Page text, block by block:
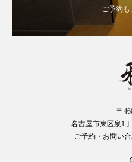
ご予約
〒
名古屋市東区泉1
ご予約・お問い